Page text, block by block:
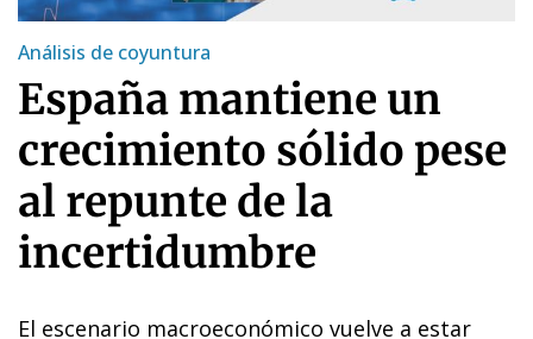
Análisis de coyuntura
España mantiene un
crecimiento sólido pese
al repunte de la
incertidumbre
El escenario macroeconómico vuelve a estar